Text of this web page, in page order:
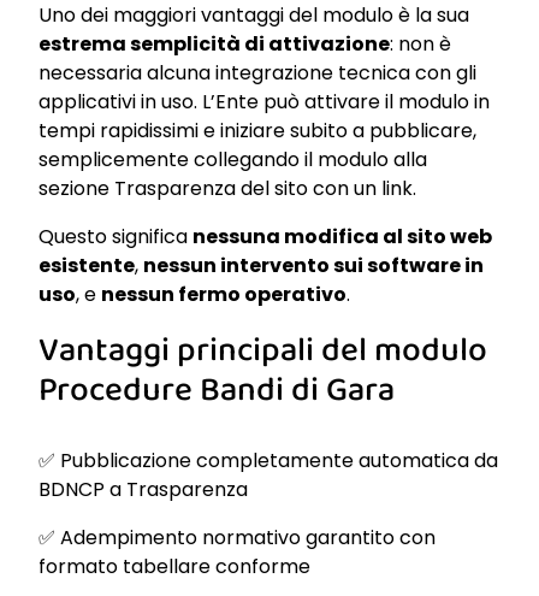
Uno dei maggiori vantaggi del modulo è la sua
estrema semplicità di attivazione: non è
necessaria alcuna integrazione tecnica con gli
applicativi in uso. L’Ente può attivare il modulo in
tempi rapidissimi e iniziare subito a pubblicare,
semplicemente collegando il modulo alla
sezione Trasparenza del sito con un link.
Questo significa nessuna modifica al sito web
esistente, nessun intervento sui software in
uso, e nessun fermo operativo.
Vantaggi principali del modulo
Procedure Bandi di Gara
✅ Pubblicazione completamente automatica da
BDNCP a Trasparenza
✅ Adempimento normativo garantito con
formato tabellare conforme